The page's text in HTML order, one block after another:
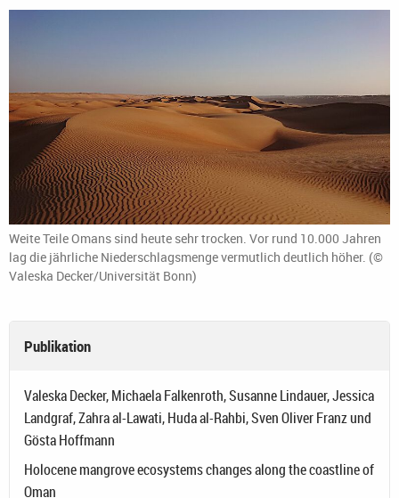
Weite Teile Omans sind heute sehr trocken. Vor rund 10.000 Jahren
lag die jährliche Niederschlagsmenge vermutlich deutlich höher. (©
Valeska Decker/Universität Bonn)
Publikation
Valeska Decker, Michaela Falkenroth, Susanne Lindauer, Jessica
Landgraf, Zahra al-Lawati, Huda al-Rahbi, Sven Oliver Franz und
Gösta Hoffmann
Holocene mangrove ecosystems changes along the coastline of
Oman